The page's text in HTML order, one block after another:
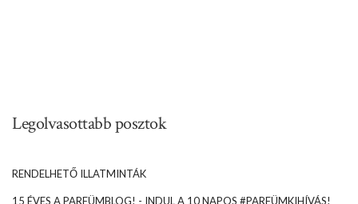
Legolvasottabb posztok
RENDELHETŐ ILLATMINTÁK
15 ÉVES A PARFÜMBLOG! - INDUL A 10 NAPOS #PARFÜMKIHÍVÁS!